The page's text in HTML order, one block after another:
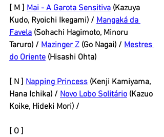
[ M ] Mai - A Garota Sensitiva (Kazuya
Kudo, Ryoichi Ikegami) / Mangaká da
Favela (Sohachi Hagimoto, Minoru
Taruro) / Mazinger Z (Go Nagai) / Mestres
do Oriente (Hisashi Ohta)
[ N ] Napping Princess (Kenji Kamiyama,
Hana Ichika) / Novo Lobo Solitário (Kazuo
Koike, Hideki Mori) /
[ O ]